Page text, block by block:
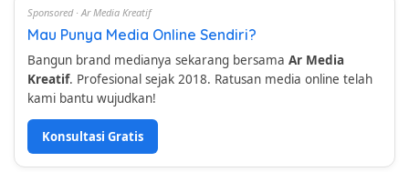
Sponsored · Ar Media Kreatif
Mau Punya Media Online Sendiri?
Bangun brand medianya sekarang bersama Ar Media
Kreatif. Profesional sejak 2018. Ratusan media online telah
kami bantu wujudkan!
Konsultasi Gratis